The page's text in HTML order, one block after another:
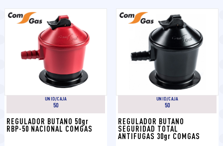
UNID/CAJA
50
REGULADOR BUTANO 50gr
RBP-50 NACIONAL COMGAS
UNID/CAJA
50
REGULADOR BUTANO
SEGURIDAD TOTAL
ANTIFUGAS 30gr COMGAS